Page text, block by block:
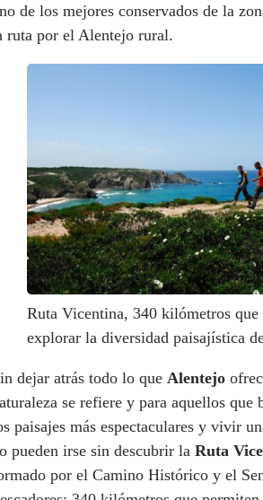
de los mejores conservados de la
ruta por el Alentejo rural.
Ruta Vicentina, 340 kilómetros que
explorar la diversidad paisajística
dejar atrás todo lo que Alentejo
se refiere y para aquellos que
paisajes más espectaculares y vivir
pueden irse sin descubrir la Ruta
por el Camino Histórico y el